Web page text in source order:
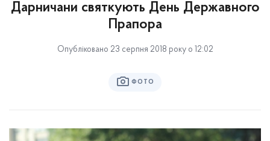
Дарничани святкують День Державного
Прапора
Опубліковано 23 серпня 2018 року о 12:02
ФОТО